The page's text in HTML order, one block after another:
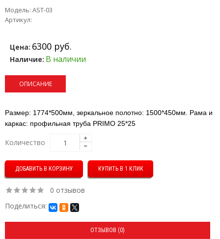
Модель: AST-03
Артикул:
Цена: 6300 руб.
Наличие: В наличии
ОПИСАНИЕ
Размер: 1774*500мм, зеркальное полотно: 1500*450мм. Рама и
каркас: профильная труба PRIMO 25*25
Количество
КУПИТЬ В 1 КЛИК
0 отзывов
Поделиться:
ОТЗЫВОВ (0)